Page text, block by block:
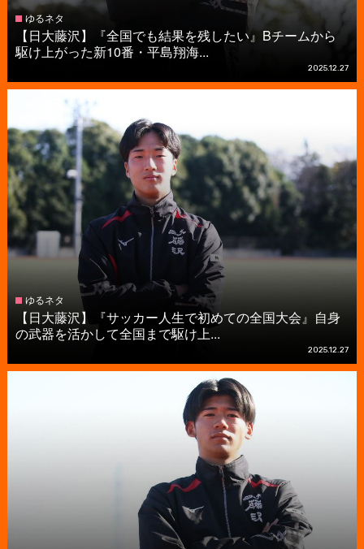
ゆるネタ
【日大藤沢】『全国でも結果を残したい』Bチームから
駆け上がった新10番・平島翔海...
2025.12.27
ゆるネタ
【日大藤沢】『サッカー人生で初めての全国大会』自身
の武器を活かして全国まで駆け上...
2025.12.27